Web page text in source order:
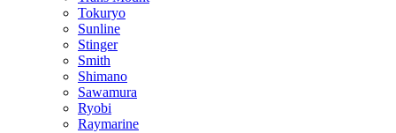
Tokuryo
Sunline
Stinger
Smith
Shimano
Sawamura
Ryobi
Raymarine